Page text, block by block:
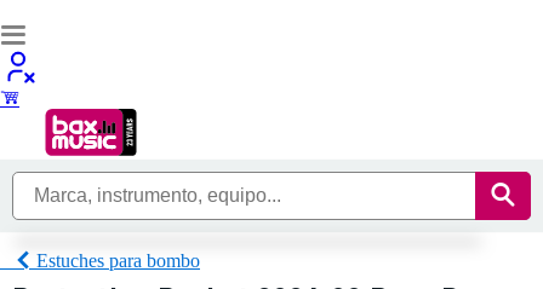
Estuches para bombo